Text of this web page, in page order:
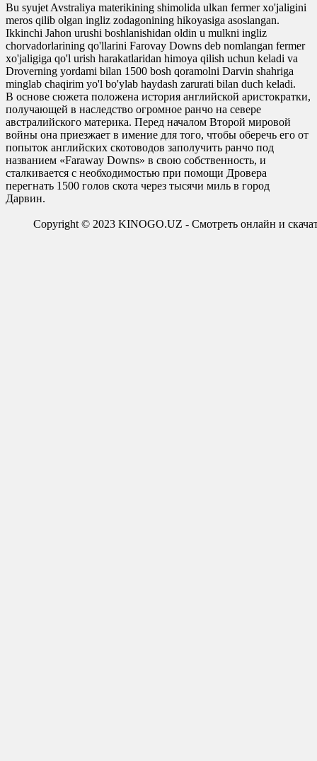
Bu syujet Avstraliya materikining shimolida ulkan fermer xo'jaligini
meros qilib olgan ingliz zodagonining hikoyasiga asoslangan.
Ikkinchi Jahon urushi boshlanishidan oldin u mulkni ingliz
chorvadorlarining qo'llarini Farovay Downs deb nomlangan fermer
xo'jaligiga qo'l urish harakatlaridan himoya qilish uchun keladi va
Droverning yordami bilan 1500 bosh qoramolni Darvin shahriga
minglab chaqirim yo'l bo'ylab haydash zarurati bilan duch keladi.
В основе сюжета положена история английской аристократки,
получающей в наследство огромное ранчо на севере
австралийского материка. Перед началом Второй мировой
войны она приезжает в имение для того, чтобы оберечь его от
попыток английских скотоводов заполучить ранчо под
названием «Faraway Downs» в свою собственность, и
сталкивается с необходимостью при помощи Дровера
перегнать 1500 голов скота через тысячи миль в город
Дарвин.
Copyright © 2023 KINOGO.UZ - Смотреть онлайн и